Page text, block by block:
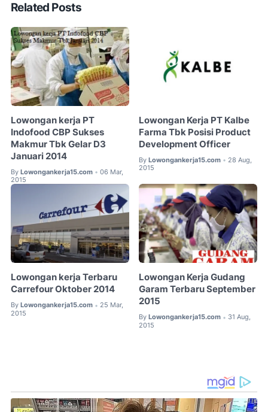
Related Posts
Lowongan kerja PT
Indofood CBP Sukses
Makmur Tbk Gelar D3
Januari 2014
By Lowongankerja15.com • 06 Mar,
2015
Lowongan Kerja PT Kalbe
Farma Tbk Posisi Product
Development Officer
By Lowongankerja15.com • 28 Aug,
2015
Lowongan kerja Terbaru
Carrefour Oktober 2014
By Lowongankerja15.com • 25 Mar,
2015
Lowongan Kerja Gudang
Garam Terbaru September
2015
By Lowongankerja15.com • 31 Aug,
2015